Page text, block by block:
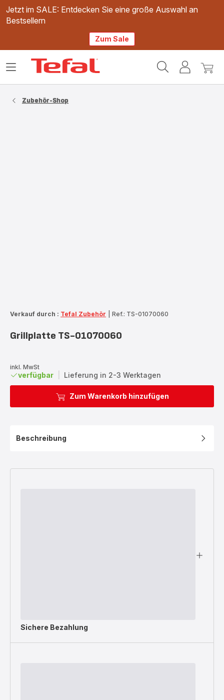
Jetzt im SALE: Entdecken Sie eine große Auswahl an
Bestsellern
Zum Sale
Mein
Mein
Das
Zubehör-Shop
Verkauf durch : Tefal Zubehör Ref.: TS-01070060
Grillplatte TS-01070060
inkl. MwSt
verfügbar Lieferung in 2-3 Werktagen
Zum Warenkorb hinzufügen
Beschreibung
Sichere Bezahlung